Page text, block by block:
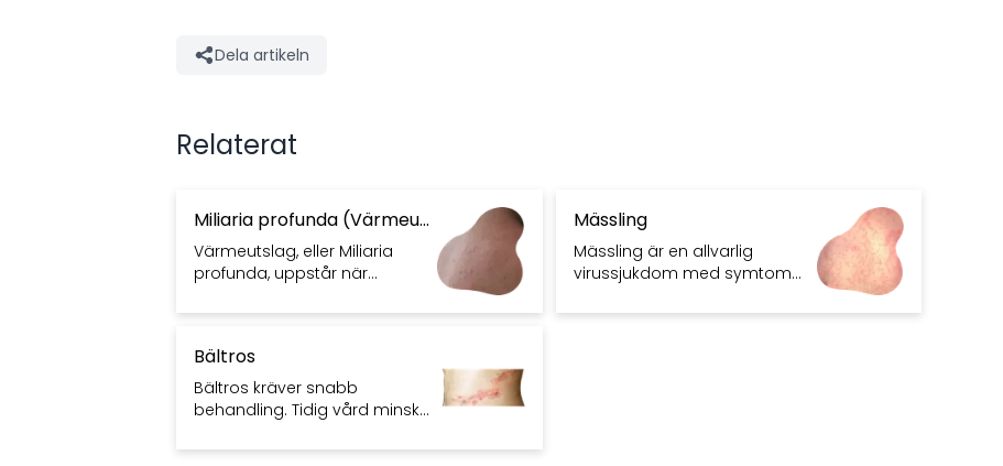
Dela artikeln
Relaterat
Miliaria profunda (Värmeutslag)
Värmeutslag, eller Miliaria
profunda, uppstår när
Dessa läker oftast med svalka,
behandling.
Mässling
Mässling är en allvarlig
virussjukdom med symtom
hudutslag. Vaccination mot
Bältros
Bältros kräver snabb
behandling. Tidig vård minskar
återhämtning. Det är viktigt att